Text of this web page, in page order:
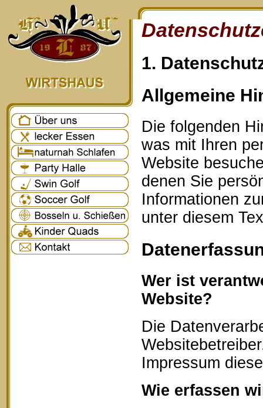
1.
Allgemeine
Die folgenden
was mit Ihren
Website
denen Sie
Informationen
unter diesem
Wer ist
Website?
Die
Impressum
Wie erfassen